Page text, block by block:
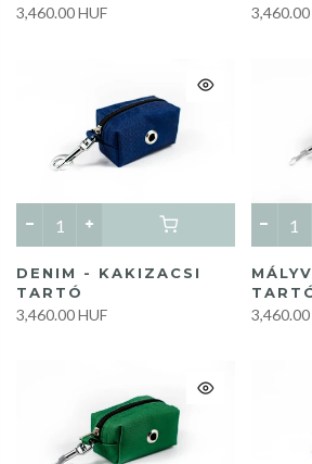
3,460.00 HUF 3,460.00
DENIM - KAKIZACSI
TARTÓ
3,460.00 HUF 3,460.00